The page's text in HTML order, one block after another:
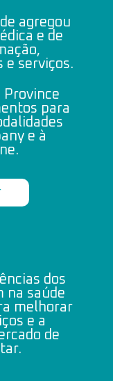
agregou
e de
e serviços.
Province
para
e à
dos
na saúde
melhorar
e a
de